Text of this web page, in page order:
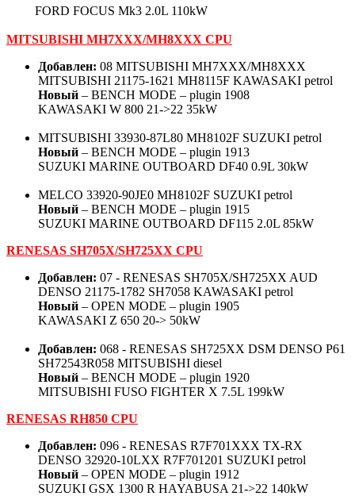
FORD FOCUS Mk3 2.0L 110kW
MITSUBISHI MH7XXX/MH8XXX CPU
Добавлен: 08 MITSUBISHI MH7XXX/MH8XXX
MITSUBISHI 21175-1621 MH8115F KAWASAKI petrol
Новый – BENCH MODE – plugin 1908
KAWASAKI W 800 21->22 35kW
MITSUBISHI 33930-87L80 MH8102F SUZUKI petrol
Новый – BENCH MODE – plugin 1913
SUZUKI MARINE OUTBOARD DF40 0.9L 30kW
MELCO 33920-90JE0 MH8102F SUZUKI petrol
Новый – BENCH MODE – plugin 1915
SUZUKI MARINE OUTBOARD DF115 2.0L 85kW
RENESAS SH705X/SH725XX CPU
Добавлен: 07 - RENESAS SH705X/SH725XX AUD
DENSO 21175-1782 SH7058 KAWASAKI petrol
Новый – OPEN MODE – plugin 1905
KAWASAKI Z 650 20-> 50kW
Добавлен: 068 - RENESAS SH725XX DSM DENSO P61
SH72543R058 MITSUBISHI diesel
Новый – BENCH MODE – plugin 1920
MITSUBISHI FUSO FIGHTER X 7.5L 199kW
RENESAS RH850 CPU
Добавлен: 096 - RENESAS R7F701XXX TX-RX
DENSO 32920-10LXX R7F701201 SUZUKI petrol
Новый – OPEN MODE – plugin 1912
SUZUKI GSX 1300 R HAYABUSA 21->22 140kW